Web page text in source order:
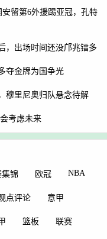
留第6外援踢亚冠，孔特
，出场时间还没邝兆镭多
夺金牌为国争光
穆里尼奥归队悬念待解
考虑未来
集锦 欧冠 NBA
点评论 意甲
篮板 联赛